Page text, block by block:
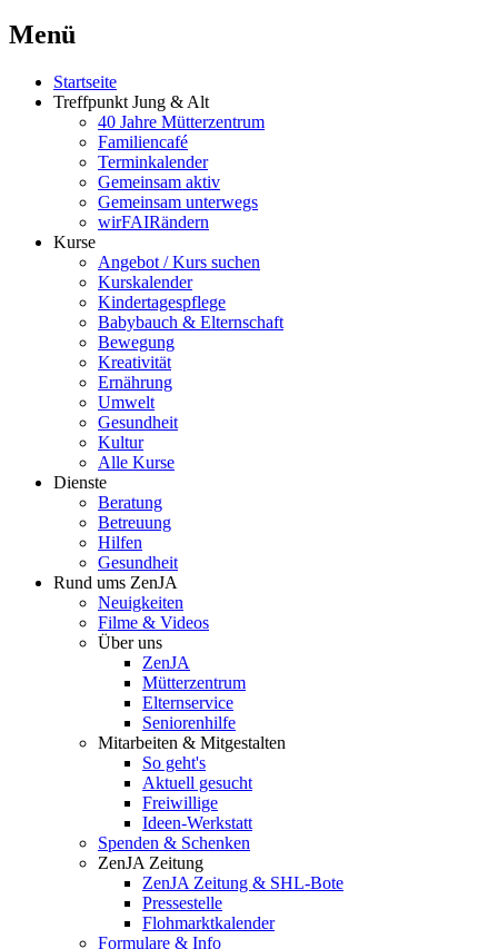
Menü
Startseite
Treffpunkt Jung & Alt
40 Jahre Mütterzentrum
Familiencafé
Terminkalender
Gemeinsam aktiv
Gemeinsam unterwegs
wirFAIRändern
Kurse
Angebot / Kurs suchen
Kurskalender
Kindertagespflege
Babybauch & Elternschaft
Bewegung
Kreativität
Ernährung
Umwelt
Gesundheit
Kultur
Alle Kurse
Dienste
Beratung
Betreuung
Hilfen
Gesundheit
Rund ums ZenJA
Neuigkeiten
Filme & Videos
Über uns
ZenJA
Mütterzentrum
Elternservice
Seniorenhilfe
Mitarbeiten & Mitgestalten
So geht's
Aktuell gesucht
Freiwillige
Ideen-Werkstatt
Spenden & Schenken
ZenJA Zeitung
ZenJA Zeitung & SHL-Bote
Pressestelle
Flohmarktkalender
Formulare & Info